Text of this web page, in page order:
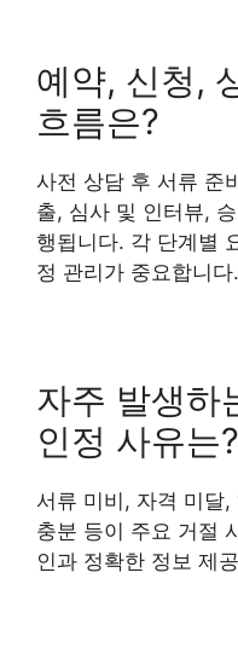
예약, 신청,
흐름은?
사전 상담 후 서류 준
출, 심사 및 인터뷰,
행됩니다. 각 단계별
정 관리가 중요합니다.
자주 발생하
인정 사유는?
서류 미비, 자격 미달
충분 등이 주요 거절
인과 정확한 정보 제